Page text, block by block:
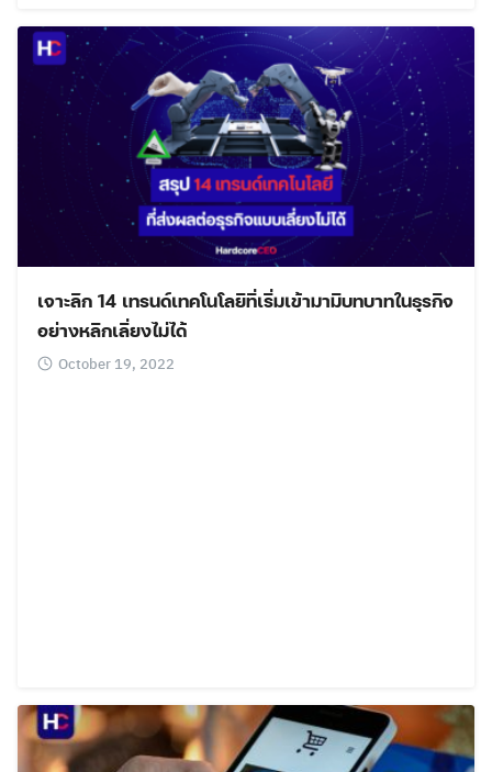
เจาะลึก 14 เทรนด์เทคโนโลยีที่เริ่มเข้ามามีบทบาทในธุรกิจ
อย่างหลีกเลี่ยงไม่ได้
October 19, 2022